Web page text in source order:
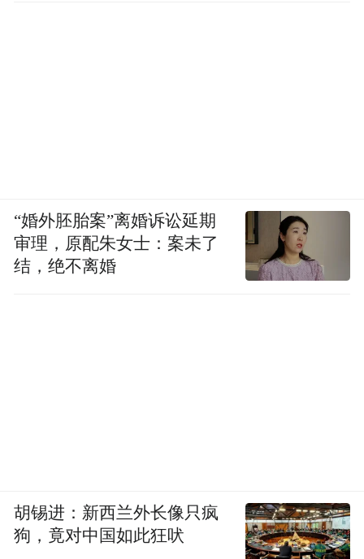
“婚外胚胎案”离婚诉讼延期
审理，原配朱女士：案未了
结，绝不离婚
胡锡进：新西兰外长像只疯
狗，竟对中国如此狂吠